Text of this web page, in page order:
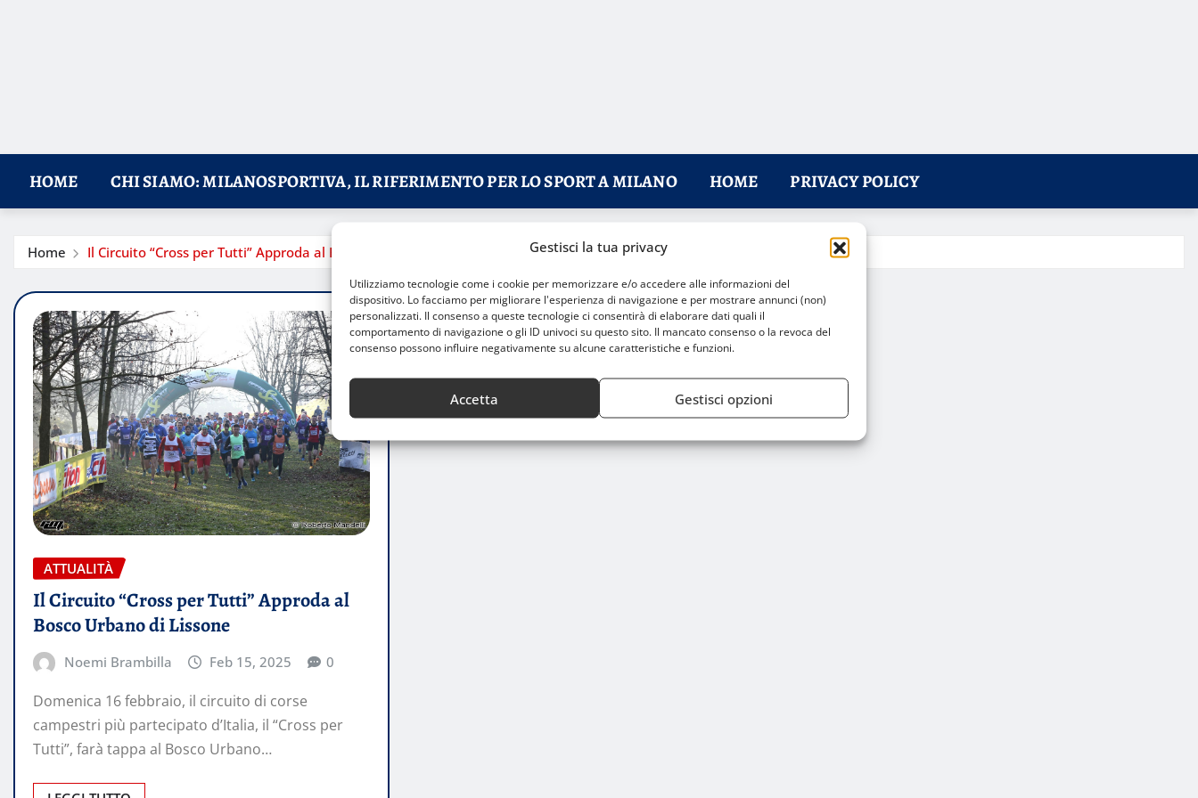
Gestisci la tua privacy
Utilizziamo tecnologie come i cookie per memorizzare e/o accedere alle informazioni del
dispositivo. Lo facciamo per migliorare l'esperienza di navigazione e per mostrare annunci (non)
personalizzati. Il consenso a queste tecnologie ci consentirà di elaborare dati quali il
comportamento di navigazione o gli ID univoci su questo sito. Il mancato consenso o la revoca del
consenso possono influire negativamente su alcune caratteristiche e funzioni.
Accetta Gestisci opzioni
HOME CHI SIAMO: MILANOSPORTIVA, IL RIFERIMENTO PER LO SPORT A MILANO HOME PRIVACY POLICY
Home Il Circuito “Cross per Tutti” Approda al Bosco Urbano di Lissone
ATTUALITÀ
Il Circuito “Cross per Tutti” Approda al
Bosco Urbano di Lissone
Noemi Brambilla Feb 15, 2025 0
Domenica 16 febbraio, il circuito di corse
campestri più partecipato d’Italia, il “Cross per
Tutti”, farà tappa al Bosco Urbano…